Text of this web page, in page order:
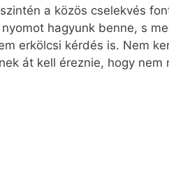
a közös cselekvés
hagyunk benne, s
erkölcsi kérdés is. Nem
át kell éreznie, hogy